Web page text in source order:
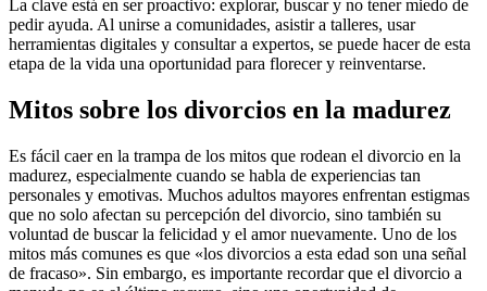
La clave está en ser proactivo: explorar, buscar y no tener miedo de
pedir ayuda. Al unirse a comunidades, asistir a talleres, usar
herramientas digitales y consultar a expertos, se puede hacer de esta
etapa de la vida una oportunidad para florecer y reinventarse.
Mitos sobre los divorcios en la madurez
Es fácil caer en la trampa de los mitos que rodean el divorcio en la
madurez, especialmente cuando se habla de experiencias tan
personales y emotivas. Muchos adultos mayores enfrentan estigmas
que no solo afectan su percepción del divorcio, sino también su
voluntad de buscar la felicidad y el amor nuevamente. Uno de los
mitos más comunes es que «los divorcios a esta edad son una señal
de fracaso». Sin embargo, es importante recordar que el divorcio a